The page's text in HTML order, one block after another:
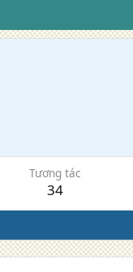
Tương tác
34